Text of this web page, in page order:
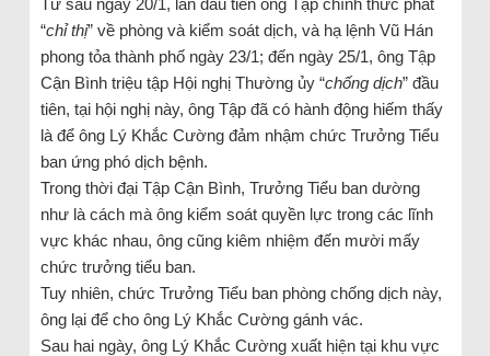
“chỉ thị” về phòng và kiểm soát dịch, và hạ lệnh Vũ Hán
phong tỏa thành phố ngày 23/1; đến ngày 25/1, ông Tập
Cận Bình triệu tập Hội nghị Thường ủy “chống dịch” đầu
tiên, tại hội nghị này, ông Tập đã có hành động hiếm thấy
là để ông Lý Khắc Cường đảm nhậm chức Trưởng Tiểu
ban ứng phó dịch bệnh.
Trong thời đại Tập Cận Bình, Trưởng Tiểu ban dường
như là cách mà ông kiểm soát quyền lực trong các lĩnh
vực khác nhau, ông cũng kiêm nhiệm đến mười mấy
chức trưởng tiểu ban.
Tuy nhiên, chức Trưởng Tiểu ban phòng chống dịch này,
ông lại để cho ông Lý Khắc Cường gánh vác.
Sau hai ngày, ông Lý Khắc Cường xuất hiện tại khu vực